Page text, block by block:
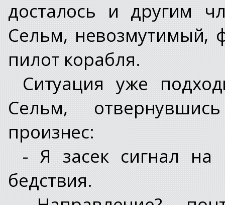
досталось и другим
Сельм, невозмутимый,
пилот корабля.
Ситуация уже
Сельм,
произнес:
- Я засек сигнал на
бедствия.